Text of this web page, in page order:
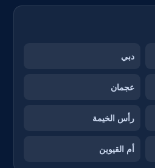
دبي
عجمان
رأس الخيمة
أم القيوين